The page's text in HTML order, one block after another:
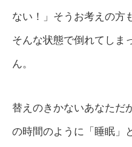
ない！」そうお考えの方
そんな状態で倒れてしま
ん。
替えのきかないあなただ
の時間のように「睡眠」